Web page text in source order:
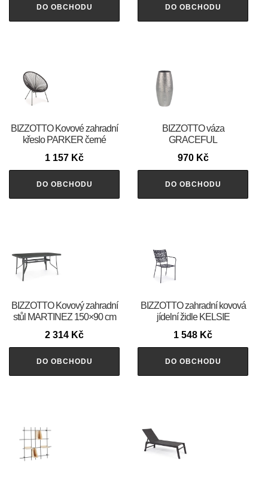
DO OBCHODU DO OBCHODU
BIZZOTTO Kovové zahradní
křeslo PARKER černé
1 157 Kč
DO OBCHODU
BIZZOTTO váza
GRACEFUL
970 Kč
DO OBCHODU
BIZZOTTO Kovový zahradní
stůl MARTINEZ 150×90 cm
2 314 Kč
DO OBCHODU
BIZZOTTO zahradní kovová
jídelní židle KELSIE
1 548 Kč
DO OBCHODU